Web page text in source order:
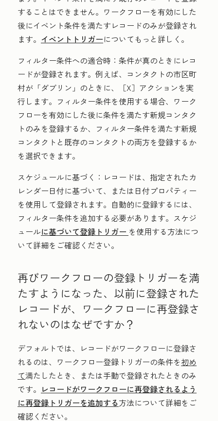
することはできません。ワークフローを有効にした
後にイベント条件を満たすレコードのみが登録され
ます。 イベントトリガーについてもっと詳しく。
フィルター条件への適合時： 条件が真のときにレコ
ードが登録されます。例えば、コンタクトの市区町
村が 「ダブリン」のときに、［X］アクションを実
行します。フィルター条件を使用する場合、ワーク
フローを有効にした後に条件を満たす新規コンタク
トのみを登録するか、フィルター条件を満たす新規
コンタクトと既存のコンタクトの両方を登録するか
を選択できます。
スケジュールに基づく： レコードは、指定されたカ
レンダー日付に基づいて、または日付プロパティー
を使用して登録されます。自動的に登録するには、
フィルター条件を追加する必要があります。スケジ
ュールに基づいて登録トリガー を使用する方法につ
いて詳細をご確認ください。
再びワークフローの登録トリガーを満
たすようになった、以前に登録された
レコードが、ワークフローに再登録さ
れないのはなぜですか？
デフォルトでは、レコードがワークフローに登録さ
れるのは、ワークフロー登録トリガーの条件を初め
て満たしたとき、または手動で登録されたときのみ
です。 レコードがワークフローに再登録されるよう
に再登録トリガーを追加する方法について詳細をご
確認ください。